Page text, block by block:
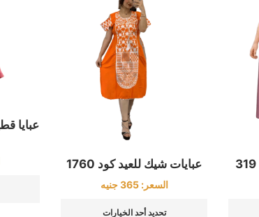
عبايات شيك للعيد كود 1760
السعر:365 جنيه
تحديد أحد الخيارات